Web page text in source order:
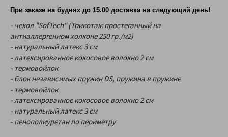
При заказе на буднях до 15.00 доставка на следующий день!
- чехол "SofTech" (Трикотаж простеганный на
антиаллергенном холконе 250 гр./м2)
- натуральный латекс 3 см
- латексированное кокосовое волокно 2 см
- термовойлок
- блок независимых пружин DS, пружина в пружине
- термовойлок
- латексированное кокосовое волокно 2 см
- натуральный латекс 3 см
- пенополиуретан по периметру